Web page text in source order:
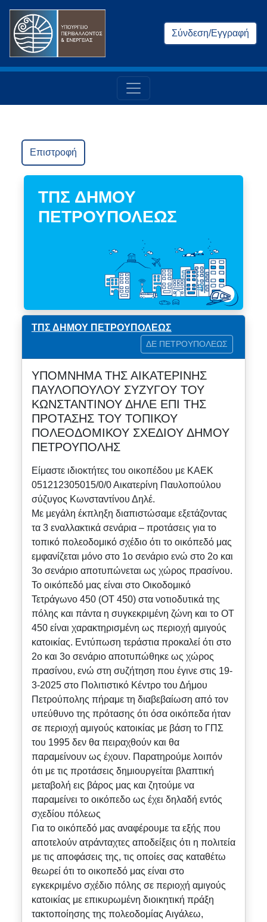
Σύνδεση/Εγγραφή
Επιστροφή
ΤΠΣ ΔΗΜΟΥ
ΠΕΤΡΟΥΠΟΛΕΩΣ
ΤΠΣ ΔΗΜΟΥ ΠΕΤΡΟΥΠΟΛΕΩΣ
ΔΕ ΠΕΤΡΟΥΠΟΛΕΩΣ
ΥΠΟΜΝΗΜΑ ΤΗΣ ΑΙΚΑΤΕΡΙΝΗΣ
ΠΑΥΛΟΠΟΥΛΟΥ ΣΥΖΥΓΟΥ ΤΟΥ
ΚΩΝΣΤΑΝΤΙΝΟΥ ΔΗΛΕ ΕΠΙ ΤΗΣ
ΠΡΟΤΑΣΗΣ ΤΟΥ ΤΟΠΙΚΟΥ
ΠΟΛΕΟΔΟΜΙΚΟΥ ΣΧΕΔΙΟΥ ΔΗΜΟΥ
ΠΕΤΡΟΥΠΟΛΗΣ
Είμαστε ιδιοκτήτες του οικοπέδου με ΚΑΕΚ
051212305015/0/0 Αικατερίνη Παυλοπούλου
σύζυγος Κωνσταντίνου Δηλέ.
Με μεγάλη έκπληξη διαπιστώσαμε εξετάζοντας
τα 3 εναλλακτικά σενάρια – προτάσεις για το
τοπικό πολεοδομικό σχέδιο ότι το οικόπεδό μας
εμφανίζεται μόνο στο 1ο σενάριο ενώ στο 2ο και
3ο σενάριο αποτυπώνεται ως χώρος πρασίνου.
Το οικόπεδό μας είναι στο Οικοδομικό
Τετράγωνο 450 (ΟΤ 450) στα νοτιοδυτικά της
πόλης και πάντα η συγκεκριμένη ζώνη και το ΟΤ
450 είναι χαρακτηρισμένη ως περιοχή αμιγούς
κατοικίας. Εντύπωση τεράστια προκαλεί ότι στο
2ο και 3ο σενάριο αποτυπώθηκε ως χώρος
πρασίνου, ενώ στη συζήτηση που έγινε στις 19-
3-2025 στο Πολιτιστικό Κέντρο του Δήμου
Πετρούπολης πήραμε τη διαβεβαίωση από τον
υπεύθυνο της πρότασης ότι όσα οικόπεδα ήταν
σε περιοχή αμιγούς κατοικίας με βάση το ΓΠΣ
του 1995 δεν θα πειραχθούν και θα
παραμείνουν ως έχουν. Παρατηρούμε λοιπόν
ότι με τις προτάσεις δημιουργείται βλαπτική
μεταβολή εις βάρος μας και ζητούμε να
παραμείνει το οικόπεδο ως έχει δηλαδή εντός
σχεδίου πόλεως
Για το οικόπεδό μας αναφέρουμε τα εξής που
αποτελούν ατράνταχτες αποδείξεις ότι η πολιτεία
με τις αποφάσεις της, τις οποίες σας καταθέτω
θεωρεί ότι το οικοπεδό μας είναι στο
εγκεκριμένο σχέδιο πόλης σε περιοχή αμιγούς
κατοικίας με επικυρωμένη διοικητική πράξη
τακτοποίησης της πολεοδομίας Αιγάλεω,